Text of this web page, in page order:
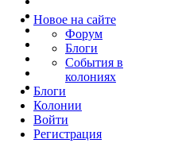
Новое на сайте
Форум
Блоги
События в
колониях
Блоги
Колонии
Войти
Peгиcтpaция